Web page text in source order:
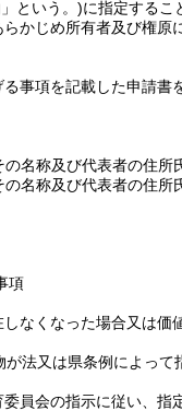
という。)に指定するこ
かじめ所有者及び権原
事項を記載した申請書
名称及び代表者の住所
名称及び代表者の住所
項
なくなった場合又は
法又は県条例によっ
委員会の指示に従い、指